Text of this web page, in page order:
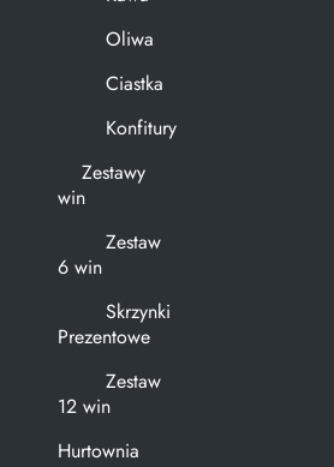
Oliwa
Ciastka
Konfitury
Zestawy
win
Zestaw
6 win
Skrzynki
Prezentowe
Zestaw
12 win
Hurtownia